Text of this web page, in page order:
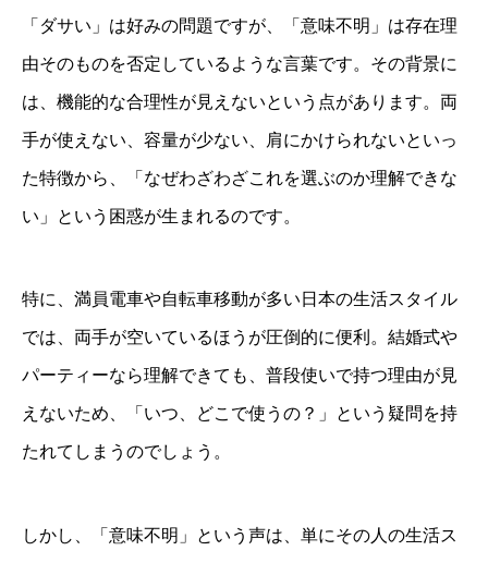
「ダサい」は好みの問題ですが、「意味不明」は存在理
由そのものを否定しているような言葉です。その背景に
は、機能的な合理性が見えないという点があります。両
手が使えない、容量が少ない、肩にかけられないといっ
た特徴から、「なぜわざわざこれを選ぶのか理解できな
い」という困惑が生まれるのです。
特に、満員電車や自転車移動が多い日本の生活スタイル
では、両手が空いているほうが圧倒的に便利。結婚式や
パーティーなら理解できても、普段使いで持つ理由が見
えないため、「いつ、どこで使うの？」という疑問を持
たれてしまうのでしょう。
しかし、「意味不明」という声は、単にその人の生活ス